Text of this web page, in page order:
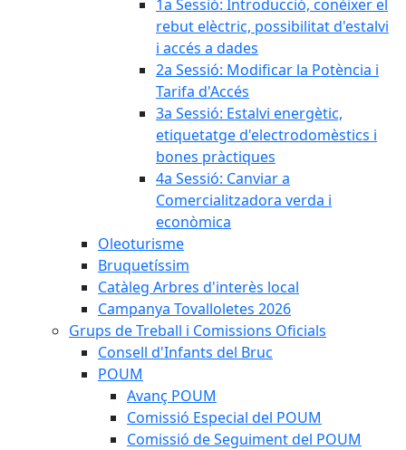
1a Sessió: Introducció, conèixer el
rebut elèctric, possibilitat d'estalvi
i accés a dades
2a Sessió: Modificar la Potència i
Tarifa d'Accés
3a Sessió: Estalvi energètic,
etiquetatge d'electrodomèstics i
bones pràctiques
4a Sessió: Canviar a
Comercialitzadora verda i
econòmica
Oleoturisme
Bruquetíssim
Catàleg Arbres d'interès local
Campanya Tovalloletes 2026
Grups de Treball i Comissions Oficials
Consell d'Infants del Bruc
POUM
Avanç POUM
Comissió Especial del POUM
Comissió de Seguiment del POUM